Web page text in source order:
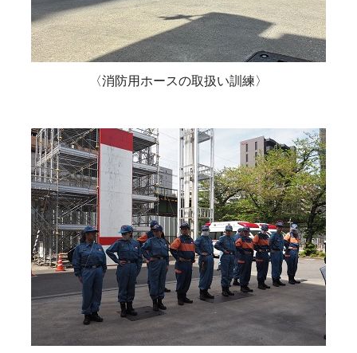
〈消防用ホースの取扱い訓練〉